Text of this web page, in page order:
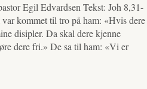
Egil Edvardsen Tekst: Joh 8,31-
var kommet til tro på ham: «Hvis dere
disipler. Da skal dere kjenne
dere fri.» De sa til ham: «Vi er